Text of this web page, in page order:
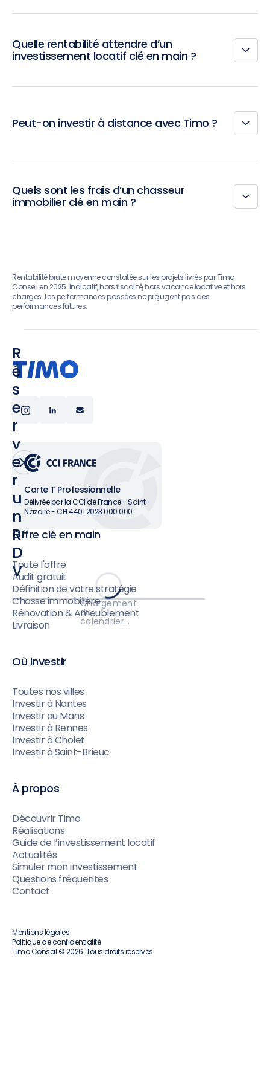
Quelle rentabilité attendre d’un
investissement locatif clé en main ?
Peut-on investir à distance avec Timo ?
Quels sont les frais d’un chasseur
immobilier clé en main ?
Rentabilité brute moyenne constatée sur les projets livrés par Timo
Conseil en 2025. Indicatif, hors fiscalité, hors vacance locative et hors
charges. Les performances passées ne préjugent pas des
performances futures.
R
é
s
e
r
v
e
r
u
n
R
D
V
Chargement
du
calendrier…
Carte T Professionnelle
Délivrée par la CCI de France - Saint-
Nazaire - CPI 4401 2023 000 000
Offre clé en main
Toute l'offre
Audit gratuit
Définition de votre stratégie
Chasse immobilière
Rénovation & Ameublement
Livraison
Où investir
Toutes nos villes
Investir à Nantes
Investir au Mans
Investir à Rennes
Investir à Cholet
Investir à Saint-Brieuc
À propos
Découvrir Timo
Réalisations
Guide de l’investissement locatif
Actualités
Simuler mon investissement
Questions fréquentes
Contact
Timo Conseil © 2026. Tous droits réservés.
Mentions légales
Politique de confidentialité